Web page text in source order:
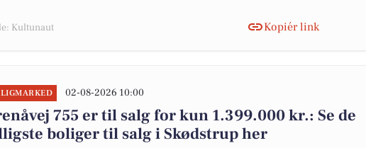
Kultunaut Kopiér link
02-08-2026 10:00
755 er til salg for kun 1.399.000 kr.: Se de
boliger til salg i Skødstrup her